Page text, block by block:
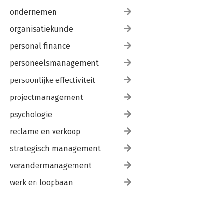
ondernemen
organisatiekunde
personal finance
personeelsmanagement
persoonlijke effectiviteit
projectmanagement
psychologie
reclame en verkoop
strategisch management
verandermanagement
werk en loopbaan